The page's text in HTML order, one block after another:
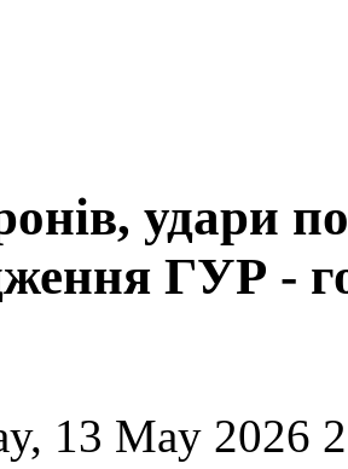
удари
ГУР -
13 May 2026